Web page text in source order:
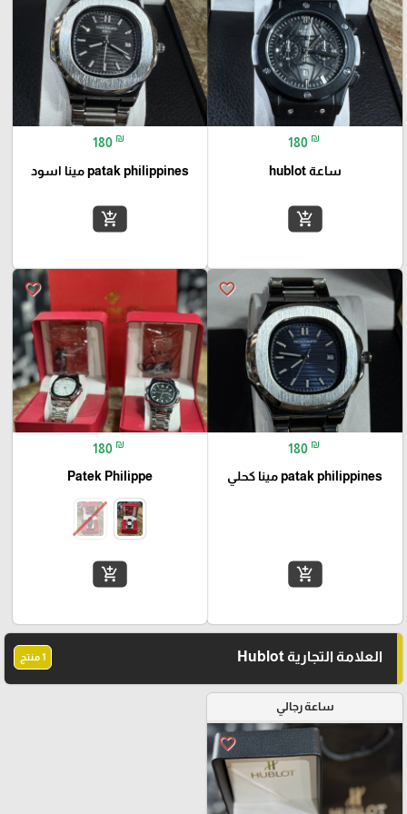
180 ₪
ساعة hublot
add_shopping_cart
180 ₪
patak philippines مينا اسود
add_shopping_cart
favorite_border
180 ₪
patak philippines مينا كحلي
add_shopping_cart
favorite_border
180 ₪
Patek Philippe
add_shopping_cart
العلامة التجارية Hublot 1 منتج
ساعة رجالي
favorite_border